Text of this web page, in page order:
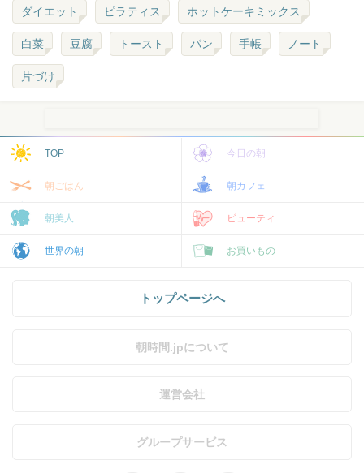
ダイエット ピラティス ホットケーキミックス
白菜 豆腐 トースト パン 手帳 ノート
片づけ
TOP 今日の朝
朝ごはん 朝カフェ
朝美人 ビューティ
世界の朝 お買いもの
トップページへ
朝時間.jpについて
運営会社
グループサービス